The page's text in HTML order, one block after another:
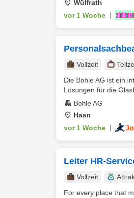
Wülfrath
vor 1 Woche
Vollzeit
Die Bohle AG ist ein
Lösungen für die
Bohle AG
Haan
vor 1 Woche
Leiter HR-
Vollzeit
For every place that